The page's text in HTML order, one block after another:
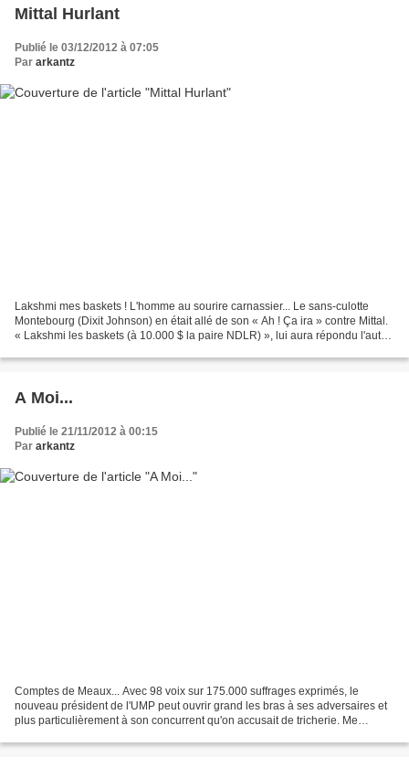
Mittal Hurlant
Publié le 03/12/2012 à 07:05
Par arkantz
Lakshmi mes baskets ! L'homme au sourire carnassier... Le sans-culotte
Montebourg (Dixit Johnson) en était allé de son « Ah ! Ça ira » contre Mittal.
« Lakshmi les baskets (à 10.000 $ la paire NDLR) », lui aura répondu l'autre.
A Moi...
Publié le 21/11/2012 à 00:15
Par arkantz
Comptes de Meaux... Avec 98 voix sur 175.000 suffrages exprimés, le
nouveau président de l'UMP peut ouvrir grand les bras à ses adversaires et
plus particulièrement à son concurrent qu'on accusait de tricherie. Me